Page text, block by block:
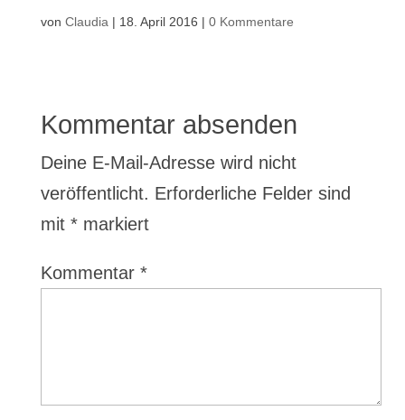
von Claudia | 18. April 2016 | 0 Kommentare
Kommentar absenden
Deine E-Mail-Adresse wird nicht
veröffentlicht. Erforderliche Felder sind
mit *markiert
Kommentar *